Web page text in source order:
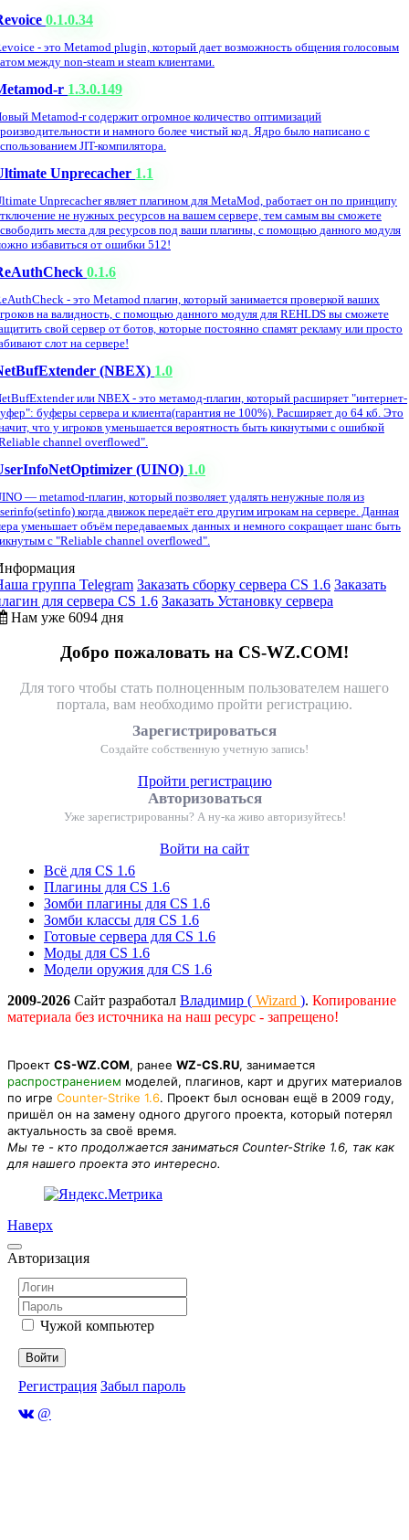
0.1.0.34
- это Metamod plugin, который дает возможность общения голосовым
между non-steam и steam клиентами.
r 1.3.0.149
Metamod-r содержит огромное количество оптимизаций
и намного более чистый код. Ядро было написано с
JIT-компилятора.
Unprecacher 1.1
Unprecacher являет плагином для MetaMod, работает он по принципу
не нужных ресурсов на вашем сервере, тем самым вы сможете
места для ресурсов под ваши плагины, с помощью данного модуля
избавиться от ошибки 512!
0.1.6
- это Metamod плагин, который занимается проверкой ваших
на валидность, с помощью данного модуля для REHLDS вы сможете
свой сервер от ботов, которые постоянно спамят рекламу или просто
слот на сервере!
(NBEX) 1.0
или NBEX - это метамод-плагин, который расширяет "интернет-
буферы сервера и клиента(гарантия не 100%). Расширяет до 64 кб. Это
что у игроков уменьшается вероятность быть кикнутыми с ошибкой
channel overflowed".
(UINO) 1.0
— metamod-плагин, который позволяет удалять ненужные поля из
когда движок передаёт его другим игрокам на сервере. Данная
уменьшает объём передаваемых данных и немного сокращает шанс быть
с "Reliable channel overflowed".
группа Telegram Заказать сборку сервера CS 1.6 Заказать
для сервера CS 1.6 Заказать Установку сервера
Нам уже 6094 дня
Добро пожаловать на CS-WZ.COM!
Для того чтобы стать полноценным пользователем нашего
портала, вам необходимо пройти регистрацию.
Зарегистрироваться
Создайте собственную учетную запись!
Пройти регистрацию
Авторизоваться
Уже зарегистрированны? А ну-ка живо авторизуйтесь!
Войти на сайт
Всё для CS 1.6
Плагины для CS 1.6
Зомби плагины для CS 1.6
Зомби классы для CS 1.6
Готовые сервера для CS 1.6
Моды для CS 1.6
Модели оружия для CS 1.6
2009-2026 Сайт разработал Владимир ( Wizard ). Копирование
материала без источника на наш ресурс - запрещено!
Проект CS-WZ.COM, ранее WZ-CS.RU, занимается
распространением моделей, плагинов, карт и других материалов
по игре Counter-Strike 1.6. Проект был основан ещё в 2009 году,
пришёл он на замену одного другого проекта, который потерял
актуальность за своё время.
Мы те - кто продолжается заниматься Counter-Strike 1.6, так как
для нашего проекта это интересно.
Наверх
Авторизация
Чужой компьютер
Войти
Регистрация Забыл пароль
@